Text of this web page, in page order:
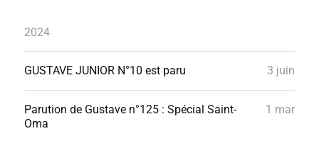
2024
GUSTAVE JUNIOR N°10 est paru 3 juin
Parution de Gustave n°125 : Spécial Saint-
Oma
1 mar